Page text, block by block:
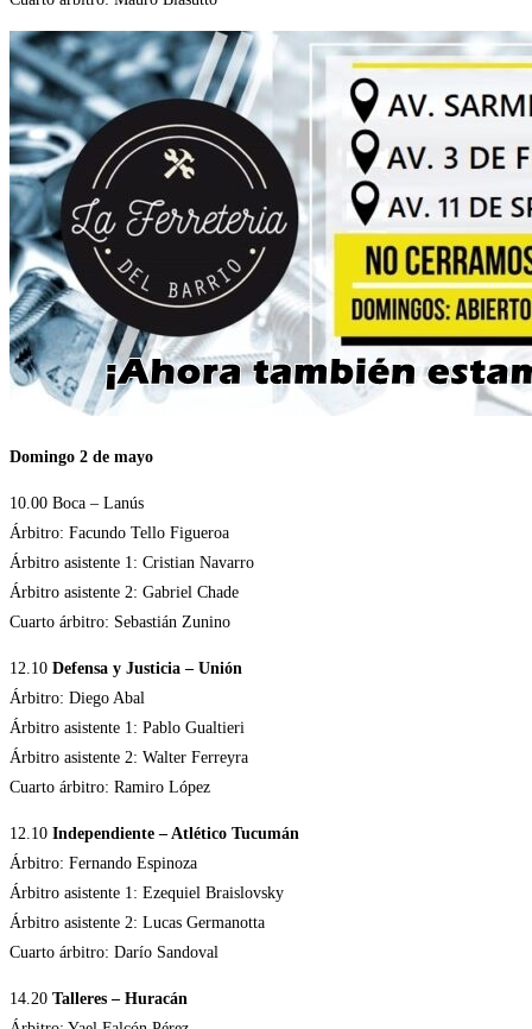
Domingo 2 de mayo
10.00 Boca – Lanús
Árbitro: Facundo Tello Figueroa
Árbitro asistente 1: Cristian Navarro
Árbitro asistente 2: Gabriel Chade
Cuarto árbitro: Sebastián Zunino
12.10 Defensa y Justicia – Unión
Árbitro: Diego Abal
Árbitro asistente 1: Pablo Gualtieri
Árbitro asistente 2: Walter Ferreyra
Cuarto árbitro: Ramiro López
12.10 Independiente – Atlético Tucumán
Árbitro: Fernando Espinoza
Árbitro asistente 1: Ezequiel Braislovsky
Árbitro asistente 2: Lucas Germanotta
Cuarto árbitro: Darío Sandoval
14.20 Talleres – Huracán